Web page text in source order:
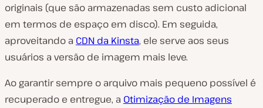
originais (que são armazenadas sem custo adicional
em termos de espaço em disco). Em seguida,
aproveitando a CDN da Kinsta, ele serve aos seus
usuários a versão de imagem mais leve.
Ao garantir sempre o arquivo mais pequeno possível é
recuperado e entregue, a Otimização de Imagens